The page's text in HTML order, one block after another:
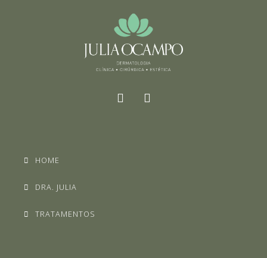
HOME
DRA. JULIA
TRATAMENTOS